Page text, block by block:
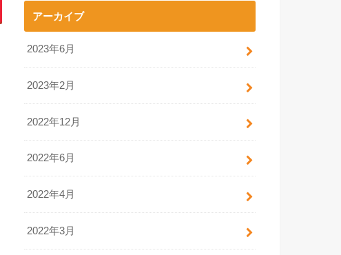
アーカイブ
2023年6月
2023年2月
2022年12月
2022年6月
2022年4月
2022年3月